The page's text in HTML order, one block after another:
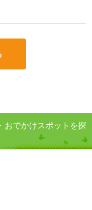
おでかけスポットを探